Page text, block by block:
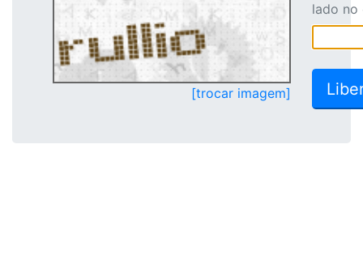
[trocar imagem]
lado no